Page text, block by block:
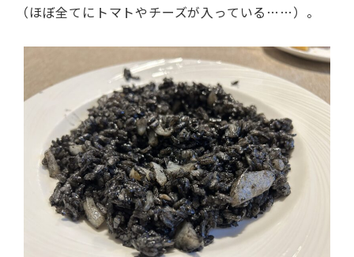
（ほぼ全てにトマトやチーズが入っている……）。